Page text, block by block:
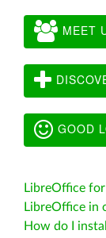
MEET
GOOD
LibreOffice
LibreOffice in
How do I